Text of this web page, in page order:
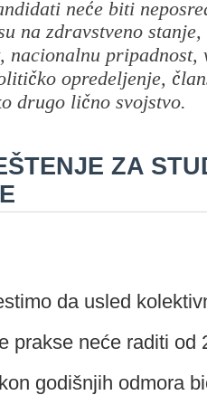
neće biti
na zdravstveno
nacionalnu pripadnost,
čko opredeljenje, č
drugo lično svojstvo.
ZA
da usled
prakse neće raditi od
godišnjih odmora